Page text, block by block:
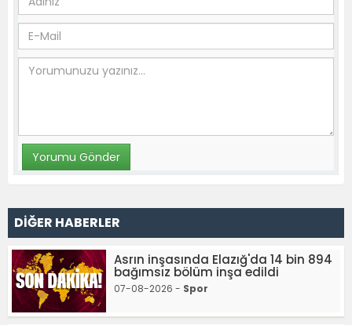
DİĞER HABERLER
Asrın inşasında Elazığ'da 14 bin 894
bağımsız bölüm inşa edildi
07-08-2026 - Spor